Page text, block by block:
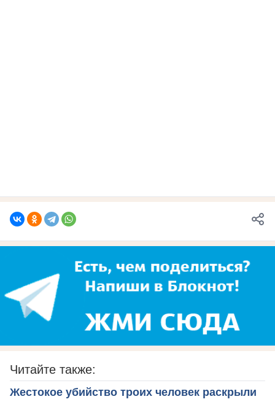
Читайте также:
Жестокое убийство троих человек раскрыли